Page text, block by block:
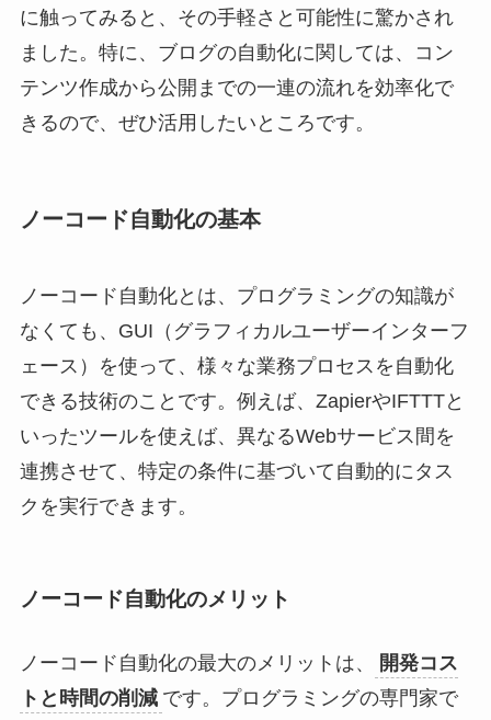
に触ってみると、その手軽さと可能性に驚かされ
ました。特に、ブログの自動化に関しては、コン
テンツ作成から公開までの一連の流れを効率化で
きるので、ぜひ活用したいところです。
ノーコード自動化の基本
ノーコード自動化とは、プログラミングの知識が
なくても、GUI（グラフィカルユーザーインターフ
ェース）を使って、様々な業務プロセスを自動化
できる技術のことです。例えば、ZapierやIFTTTと
いったツールを使えば、異なるWebサービス間を
連携させて、特定の条件に基づいて自動的にタス
クを実行できます。
ノーコード自動化のメリット
ノーコード自動化の最大のメリットは、
開発コス
トと時間の削減 です。プログラミングの専門家で